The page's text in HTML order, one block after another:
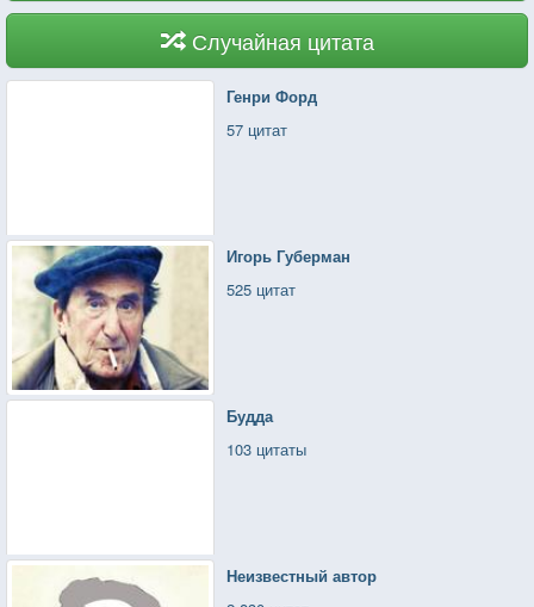
Случайная цитата
Генри Форд
57 цитат
Игорь Губерман
525 цитат
Будда
103 цитаты
Неизвестный автор